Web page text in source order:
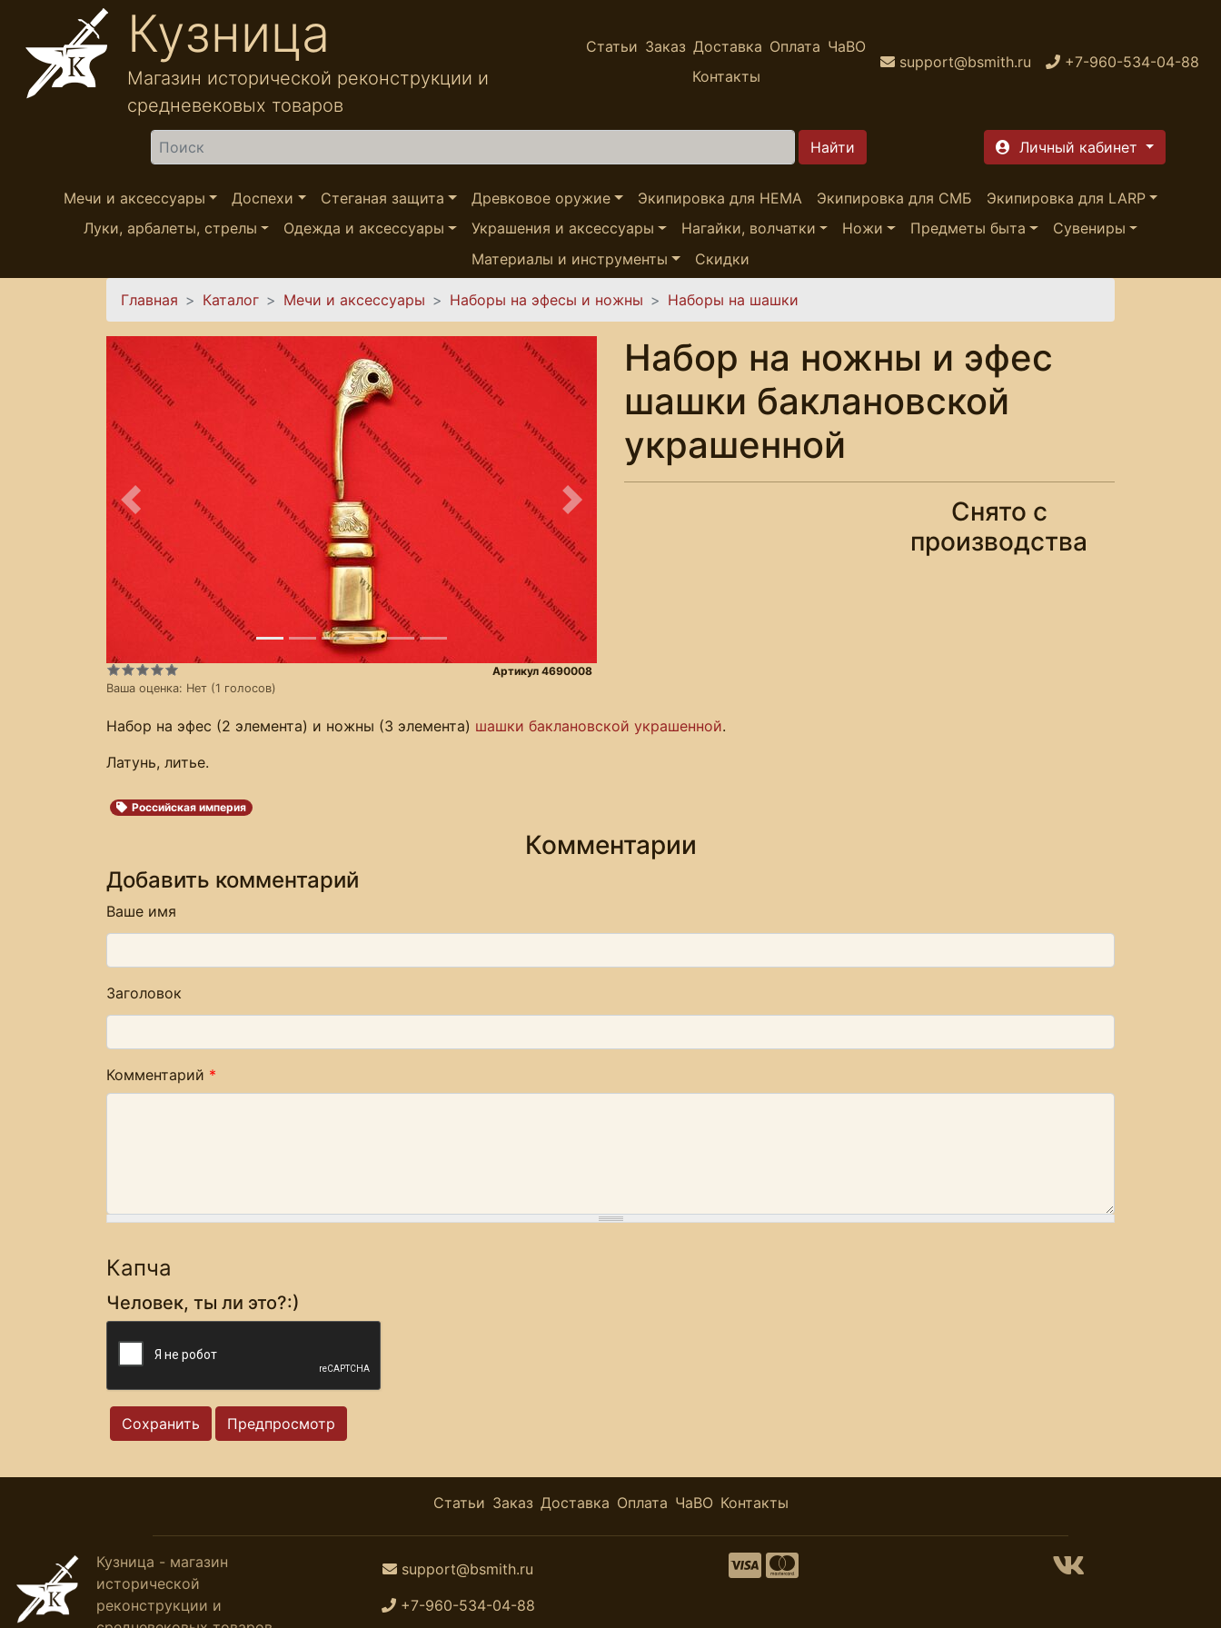
Перейти к основному содержанию
Кузница
Магазин исторической реконструкции и
средневековых товаров
Статьи Заказ Доставка Оплата ЧаВО
Контакты
support@bsmith.ru +7-960-534-04-88
Найти Личный кабинет
Мечи и аксессуары Доспехи Стеганая защита Древковое оружие Экипировка для HEMA Экипировка для СМБ
Экипировка для LARP
Луки, арбалеты, стрелы
Одежда и аксессуары Украшения и аксессуары Нагайки, волчатки Ножи Предметы быта
Сувениры
Материалы и инструменты
Скидки
Вы здесь
Главная Каталог Мечи и аксессуары Наборы на эфесы и ножны Наборы на шашки
Предыдущее Следующее
Ваша оценка: Нет (1 голосов)
Артикул 4690008
Набор на ножны и эфес
шашки баклановской
украшенной
Снято с
производства
Набор на эфес (2 элемента) и ножны (3 элемента) шашки баклановской украшенной.
Латунь, литье.
Российская империя
Комментарии
Добавить комментарий
Ваше имя
Заголовок
Комментарий *
Капча
Человек, ты ли это?:)
Статьи Заказ Доставка Оплата ЧаВО Контакты
Кузница - магазин
исторической
реконструкции и
support@bsmith.ru
+7-960-534-04-88